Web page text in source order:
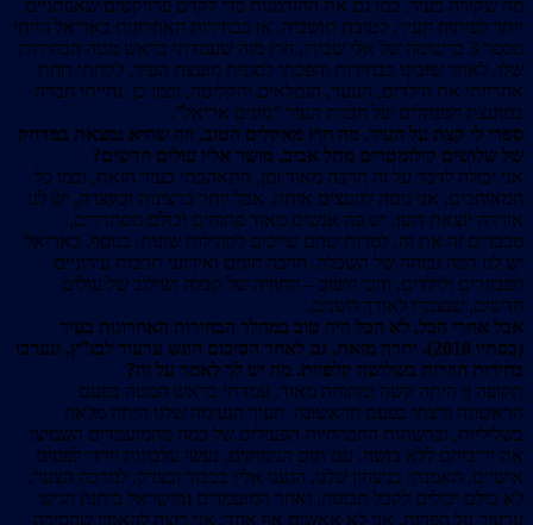
מה שקורה בעיר, כמו גם את ההזדמנות כדי לקדם פרויקטים שאפתניים
יותר לפיתוח העיר, לטובת תושביה. אז בבחירות האחרונות באריאל הייתי
מספר 3 ברשימה של אלי שבירו, חוץ מזה שעמדתי בראש מטה הבחירות
שלו. לאחר שזכינו בבחירות והפכתי לסגנית מועצת העיר, לקחתי תחת
אחריותי את הילדים, הנוער, הגמלאים והקליטה, וכמו כן נהייתי חברה
במועצת המנהלים של חברת העיר “גוונים אריאל”.
ספרי לי קצת על העיר. מה חוץ מאקלים הטוב, וזה שהיא נמצאת במרחק
של שלושים קילומטרים מתל אביב, מושך אליו עולים חדשים?
אני יכולה לדבר על זה הרבה מאוד זמן. התאהבתי בעיר הזאת, וכמו כל
המאוהבים, אני נוטה להעצים אותה. אבל יותר ברצינות ובקצרה, יש לנו
אווירה יוצאת דופן, יש פה אנשים מאוד פתוחים וכולם מסתדרים,
מכבדים זה את זה, למרות שהם שייכים לקהילות שונות. בנוסף, באריאל
יש לנו רמה גבוהה של השכלה, הרבה חוגים ואירועי תרבות עירוניים
למבוגרים ולילדים, והכי חשוב – החוויה של קבלה ושילוב של עולים
חדשים, שנצברו לאורך השנים.
אבל אחרי הכל, לא הכל היה טוב במהלך הבחירות האחרונות בעיר
(בסתיו 2018). יתרה מזאת, גם לאחר הסיכום הוגש ערעור לבג”ץ, ונערכו
בחירות חוזרות בשלושה קלפיות. מה יש לך לאמר על זה?
תקופה זו היתה קשה ומתוחה מאוד. עמדתי בראש המטה בפעם
הראשונה ורצתי בפעם הראשונה. העיר הנעימה שלנו היתה מלאה
בשליליות, וברשתות החברתיות הפעילים של כמה מהמועמדים השמיצו
את יריביהם ללא בושה. עם תום הנימוקים, נעשו עלבונות וירדו לפסים
אישיים. האמנתי בניצחון שלנו, הגענו אליו בכבוד ובצדק. למרבה הצער,
לא כולם יכולים לקבל תבוסה, ואחד המועמדים (מישראל ביתנו) הגיש
ערעור על הפרות. אני לא אאשים אף אחד; אני רוצה להאמין שהסיבה